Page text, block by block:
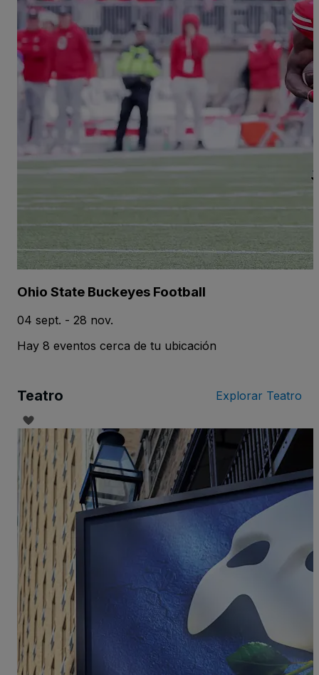
Ohio State Buckeyes Football
04 sept. - 28 nov.
Hay 8 eventos cerca de tu ubicación
Teatro Explorar Teatro